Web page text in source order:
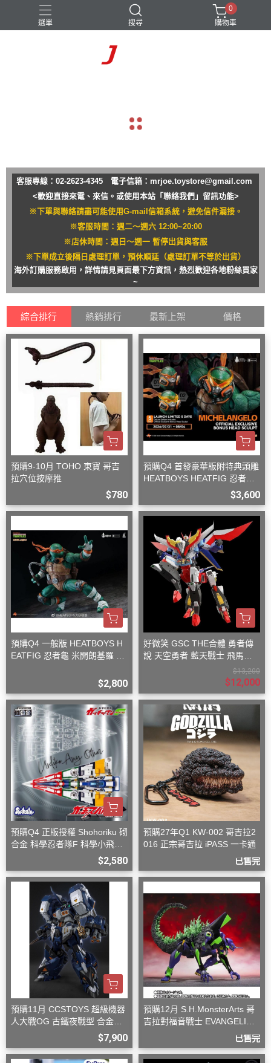
選單 搜尋
0
購物車
客服專線：02-2623-4345 電子信箱： mrjoe.toystore@gmail.com
<歡迎直接來電、來信。或使用本站「聯絡我們」留訊功能>
※下單與聯絡請盡可能使用G-mail信箱系統，避免信件漏接。
※客服時間：週二～週六 12:00~20:00
※店休時間：週日～週一 暫停出貨與客服
※下單成立後隔日處理訂單，預休順延（處理訂單不等於出貨）
海外訂購服務啟用，詳情請見頁面最下方資訊，熱烈歡迎各地粉絲買家
~
綜合排行 熱銷排行 最新上架 價格
預購9-10月 TOHO 東寶 哥吉
拉穴位按摩推
$780
預購Q4 首發豪華版附特典頭雕
HEATBOYS HEATFIG 忍者龜
$3,600
預購Q4 一般版 HEATBOYS H
EATFIG 忍者龜 米開朗基羅 1/
$2,800
好微笑 GSC THE合體 勇者傳
說 天空勇者 藍天戰士 飛馬戰
$13,200
$12,000
預購Q4 正版授權 Shohoriku 砌
合金 科學忍者隊F 科學小飛俠
$2,580
預購27年Q1 KW-002 哥吉拉2
016 正宗哥吉拉 iPASS 一卡通
已售完
預購11月 CCSTOYS 超級機器
人大戰OG 古鐵夜戰型 合金可
$7,900
預購12月 S.H.MonsterArts 哥
吉拉對福音戰士 EVANGELION
已售完